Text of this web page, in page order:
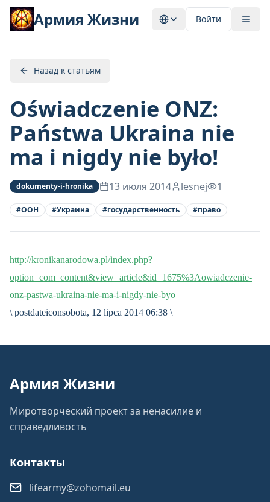
Армия Жизни Войти
Назад к статьям
Oświadczenie ONZ:
Państwa Ukraina nie
ma i nigdy nie było!
dokumenty-i-hronika 13 июля 2014 lesnej 1
#ООН #Украина #государственность #право
http://kronikanarodowa.pl/index.php?
option=com_content&view=article&id=1675%3Aowiadczenie-
onz-pastwa-ukraina-nie-ma-i-nigdy-nie-byo
\ postdateiconsobota, 12 lipca 2014 06:38 \
Армия Жизни
Миротворческий проект за ненасилие и
справедливость
Контакты
lifearmy@zohomail.eu